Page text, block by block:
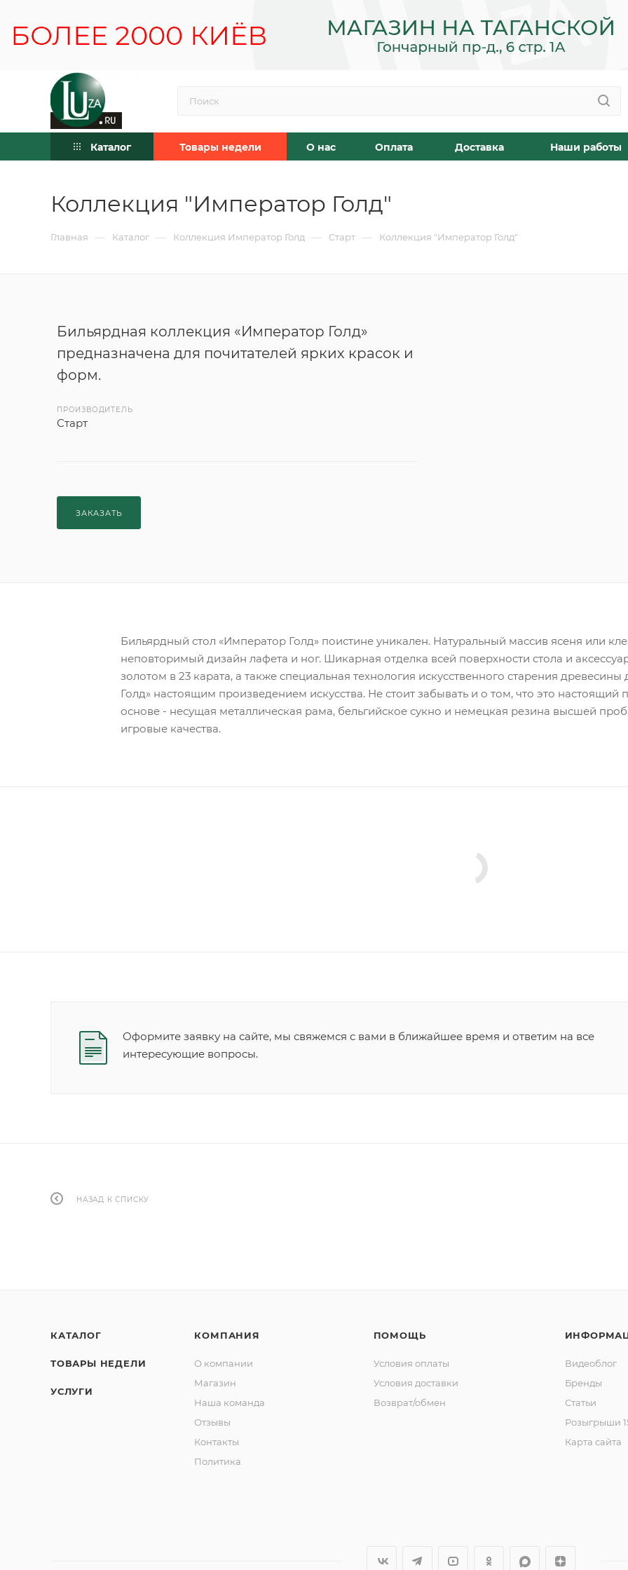
Каталог Товары недели О нас Оплата Доставка Наши работы
Коллекция "Император Голд"
Главная — Каталог — Коллекция Император Голд — Старт — Коллекция "Император Голд"
Бильярдная коллекция «Император Голд»
предназначена для почитателей ярких красок и
форм.
ПРОИЗВОДИТЕЛЬ
Старт
ЗАКАЗАТЬ
Бильярдный стол «Император Голд» поистине уникален. Натуральный массив ясеня или
неповторимый дизайн лафета и ног. Шикарная отделка всей поверхности стола и
золотом в 23 карата, а также специальная технология искусственного старения
Голд» настоящим произведением искусства. Не стоит забывать и о том, что это
основе - несущая металлическая рама, бельгийское сукно и немецкая резина высшей
игровые качества.
Оформите заявку на сайте, мы свяжемся с вами в ближайшее время и ответим на все
интересующие вопросы.
НАЗАД К СПИСКУ
КАТАЛОГ
ТОВАРЫ НЕДЕЛИ
УСЛУГИ
КОМПАНИЯ
О компании
Магазин
Наша команда
Отзывы
Контакты
Политика
ПОМОЩЬ
Условия оплаты
Условия доставки
Возврат/обмен
Видеоблог
Бренды
Статьи
Розыгрыши
Карта сайта